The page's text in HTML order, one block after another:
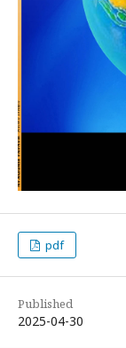
pdf
Published
2025-04-30